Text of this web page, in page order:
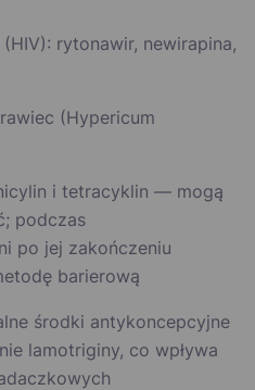
rytonawir, newirapina,
(Hypericum
i tetracyklin — mogą
podczas
po jej zakończeniu
barierową
środki antykoncepcyjne
lamotriginy, co wpływa